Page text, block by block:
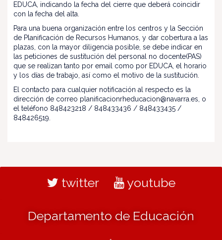
EDUCA, indicando la fecha del cierre que deberá coincidir
con la fecha del alta.
Para una buena organización entre los centros y la Sección
de Planificación de Recursos Humanos, y dar cobertura a las
plazas, con la mayor diligencia posible, se debe indicar en
las peticiones de sustitución del personal no docente(PAS)
que se realizan tanto por email como por EDUCA, el horario
y los días de trabajo, así como el motivo de la sustitución.
El contacto para cualquier notificación al respecto es la
dirección de correo planificacionrheducacion@navarra.es, o
el teléfono 848423218 / 848433436 / 848433435 /
848426519.
twitter youtube
Departamento de Educación